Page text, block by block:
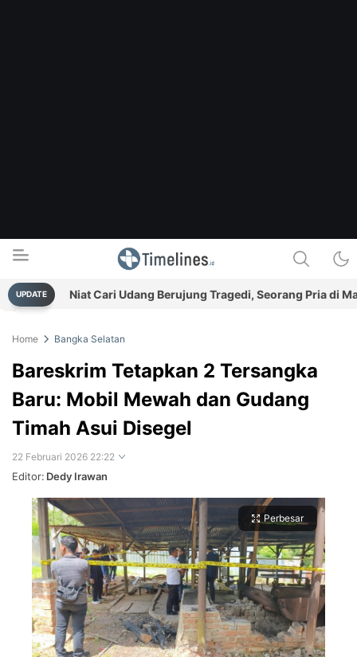
Timelines.id
Media Literasi, Sejarah & Budaya
UPDATE Niat Cari Udang Berujung Tragedi, Seorang Pria di
Home Bangka Selatan
Bareskrim Tetapkan 2 Tersangka
Baru: Mobil Mewah dan Gudang
Timah Asui Disegel
22 Februari 2026 22:22
Editor: Dedy Irawan
Perbesar